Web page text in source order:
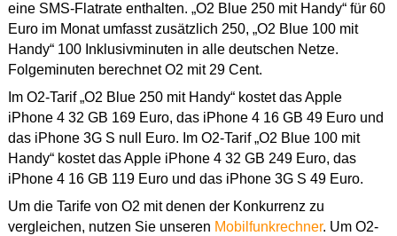
eine SMS-Flatrate enthalten. „O2 Blue 250 mit Handy“ für 60
Euro im Monat umfasst zusätzlich 250, „O2 Blue 100 mit
Handy“ 100 Inklusivminuten in alle deutschen Netze.
Folgeminuten berechnet O2 mit 29 Cent.
Im O2-Tarif „O2 Blue 250 mit Handy“ kostet das Apple
iPhone 4 32 GB 169 Euro, das iPhone 4 16 GB 49 Euro und
das iPhone 3G S null Euro. Im O2-Tarif „O2 Blue 100 mit
Handy“ kostet das Apple iPhone 4 32 GB 249 Euro, das
iPhone 4 16 GB 119 Euro und das iPhone 3G S 49 Euro.
Um die Tarife von O2 mit denen der Konkurrenz zu
vergleichen, nutzen Sie unseren Mobilfunkrechner. Um O2-